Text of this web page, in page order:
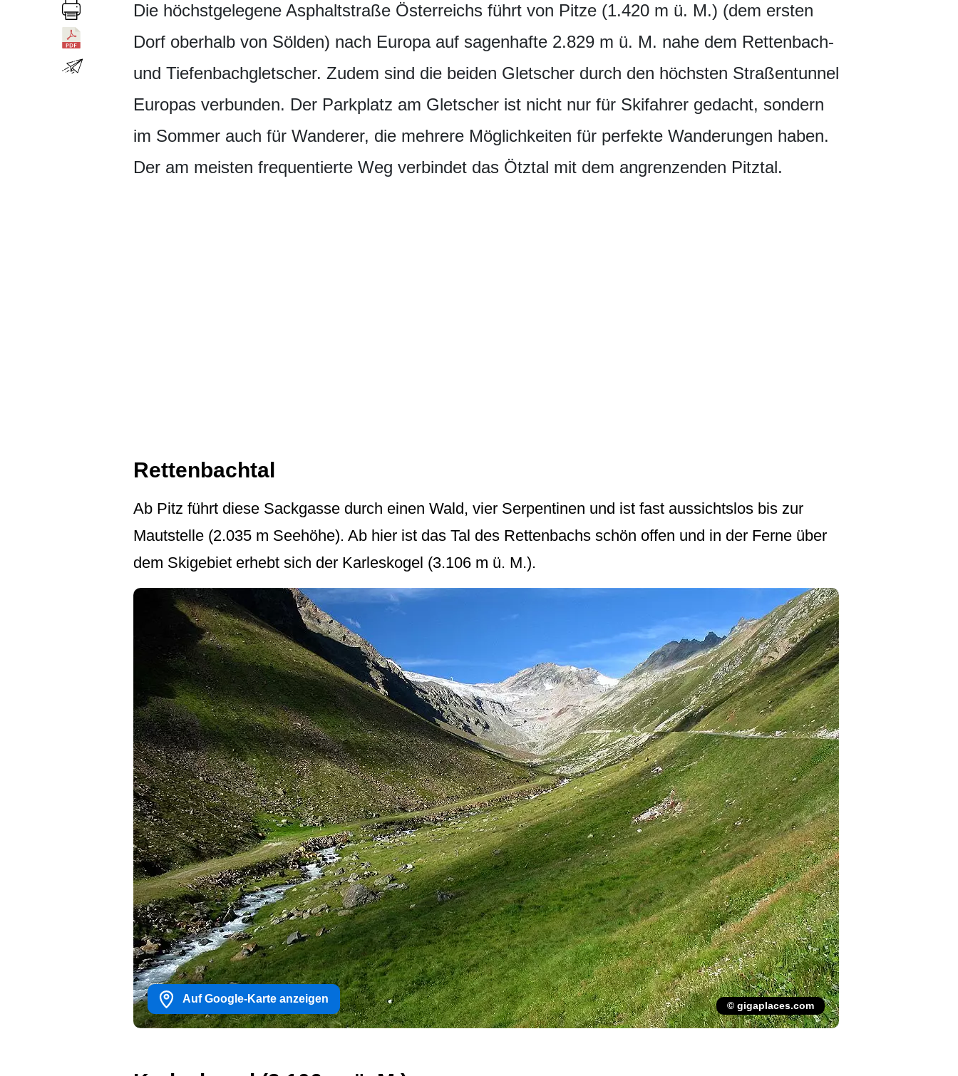
Die höchstgelegene Asphaltstraße Österreichs führt von Pitze (1.420 m ü. M.) (dem ersten
Dorf oberhalb von Sölden) nach Europa auf sagenhafte 2.829 m ü. M. nahe dem Rettenbach-
und Tiefenbachglet­scher. Zudem sind die beiden Gletscher durch den höchsten Straßentunnel
Europas verbunden. Der Parkplatz am Gletscher ist nicht nur für Skifahrer gedacht, sondern
im Sommer auch für Wanderer, die mehrere Möglichkeiten für perfekte Wanderungen haben.
Der am meisten frequentierte Weg verbindet das Ötztal mit dem angrenzenden Pitztal.
Rettenbachtal
Ab Pitz führt diese Sackgasse durch einen Wald, vier Serpentinen und ist fast aussichtslos bis zur
Mautstelle (2.035 m Seehöhe). Ab hier ist das Tal des Rettenbachs schön offen und in der Ferne über
dem Skigebiet erhebt sich der Karleskogel (3.106 m ü. M.).
Auf Google-Karte anzeigen
© gigaplaces.com